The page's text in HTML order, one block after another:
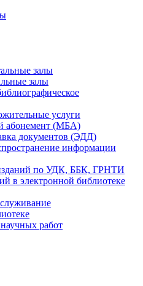
залы
залы
услуги
абонемент (МБА)
документов (ЭДД)
информации
по УДК, ББК, ГРНТИ
в электронной библиотеке
работ